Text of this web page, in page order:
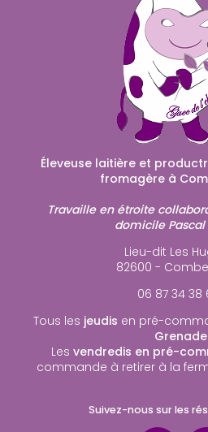
Éleveuse laitière et
fromagère à
Travaille en étroite
domicile
Lieu-dit Les
82600 -
06 87 34 38
Tous les jeudis en pré-
Les vendredis en pré-
commande à retirer à la
Suivez-nous sur les